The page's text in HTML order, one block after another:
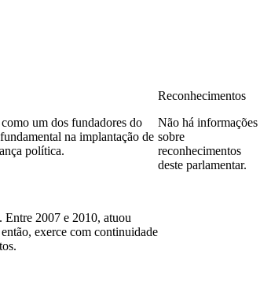
um dos fundadores do
na implantação de
política.
Entre 2007 e 2010, atuou
exerce com continuidade
Reconhecimentos
Não há informações
sobre
reconhecimentos
deste parlamentar.